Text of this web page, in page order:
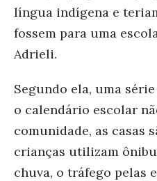
língua indígena e
fossem para uma
Adrieli.
Segundo ela, uma
o calendário escolar
comunidade, as casas
crianças utilizam
chuva, o tráfego pelas